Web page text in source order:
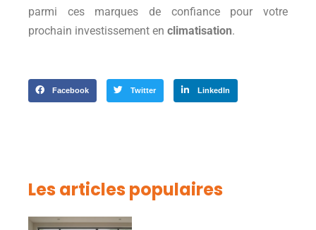
parmi ces marques de confiance pour votre
prochain investissement en climatisation.
Facebook Twitter LinkedIn
Les articles populaires